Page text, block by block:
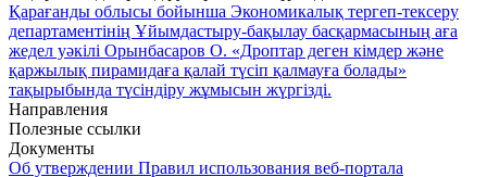
Қарағанды облысы бойынша Экономикалық тергеп-тексеру
департаментінің Ұйымдастыру-бақылау басқармасының аға
жедел уәкілі Орынбасаров О. «Дроптар деген кімдер және
қаржылық пирамидаға қалай түсіп қалмауға болады»
тақырыбында түсіндіру жұмысын жүргізді.
Направления
Полезные ссылки
Документы
Об утверждении Правил использования веб-портала